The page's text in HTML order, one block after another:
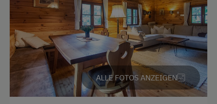
Kostenlose Parkplätze
Unterkunftsart
Almhüttenvermietung
Für max. 6 Personen
Klassische Almhütte
ALLE FOTOS ANZEIGEN